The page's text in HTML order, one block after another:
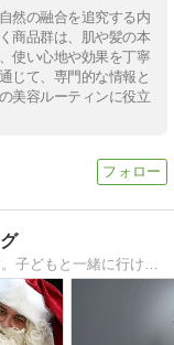
然の融合を追究する内
商品群は、肌や髪の本
使い心地や効果を丁寧
じて、専門的な情報と
美容ルーティンに役立